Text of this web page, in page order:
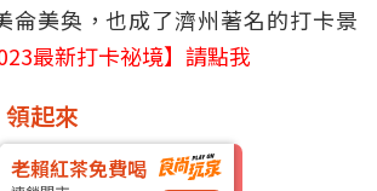
侖美奐，也成了濟州著名的打卡景
最新打卡祕境】請點我
起來
老賴紅茶免費喝